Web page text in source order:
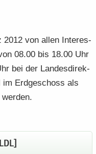
2012 von allen In­ter­es­
08.00 bis 18.00 Uhr
bei der Lan­des­di­rek­
Erd­ge­schoss als